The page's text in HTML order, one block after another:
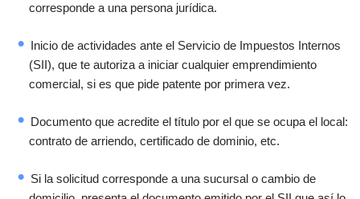
corresponde a una persona jurídica.
Inicio de actividades ante el Servicio de Impuestos Internos
(SII), que te autoriza a iniciar cualquier emprendimiento
comercial, si es que pide patente por primera vez.
Documento que acredite el título por el que se ocupa el local:
contrato de arriendo, certificado de dominio, etc.
Si la solicitud corresponde a una sucursal o cambio de